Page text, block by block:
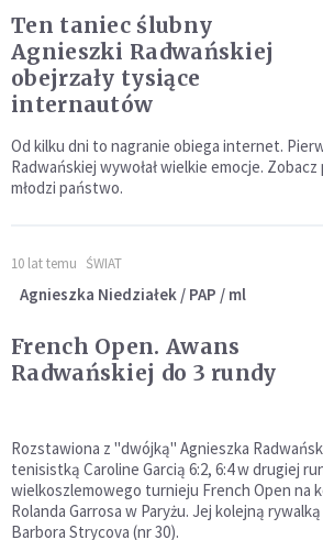
Ten taniec ślubny
Agnieszki Radwańskiej
obejrzały tysiące
internautów
Od kilku dni to nagranie obiega internet.
Radwańskiej wywołał wielkie emocje.
młodzi państwo.
10 lat temu ŚWIAT
Agnieszka Niedziałek / PAP / ml
French Open. Awans
Radwańskiej do 3 rundy
Rozstawiona z "dwójką" Agnieszka
tenisistką Caroline Garcią 6:2, 6:4 w drugiej
wielkoszlemowego turnieju French Open na
Rolanda Garrosa w Paryżu. Jej kolejną
Barbora Strycova (nr 30).